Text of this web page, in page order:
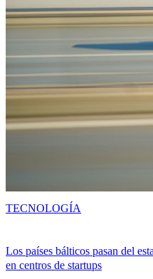
Los países bálticos pasan del
en centros de startups
TECNOLOGÍA